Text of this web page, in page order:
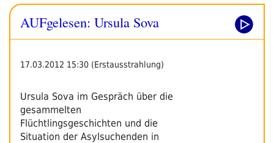
AUFgelesen: Ursula Sova
17.03.2012 15:30 (Erstausstrahlung)
Ursula Sova im Gespräch über die
gesammelten
Flüchtlingsgeschichten und die
Situation der Asylsuchenden in